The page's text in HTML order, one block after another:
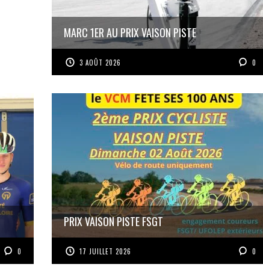
MARC 1ER AU PRIX VAISON PISTE
3 AOÛT 2026 0
0
PRIX VAISON PISTE FSGT
17 JUILLET 2026 0